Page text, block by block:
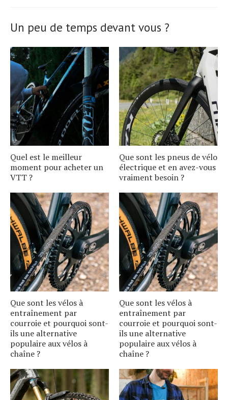
Un peu de temps devant vous ?
Quel est le meilleur
moment pour acheter un
VTT ?
Que sont les pneus de vélo
électrique et en avez-vous
vraiment besoin ?
Que sont les vélos à
entraînement par
courroie et pourquoi sont-
ils une alternative
populaire aux vélos à
chaîne ?
Que sont les vélos à
entraînement par
courroie et pourquoi sont-
ils une alternative
populaire aux vélos à
chaîne ?